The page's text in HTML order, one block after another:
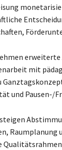
mit
und Pausen-/